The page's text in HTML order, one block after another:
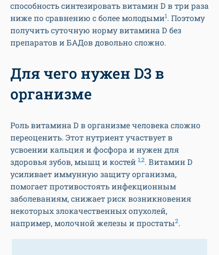
способность синтезировать витамин D в три раза
ниже по сравнению с более молодыми1. Поэтому
получить суточную норму витамина D без
препаратов и БАДов довольно сложно.
Для чего нужен D3 в
организме
Роль витамина D в организме человека сложно
переоценить. Этот нутриент участвует в
усвоении кальция и фосфора и нужен для
здоровья зубов, мышц и костей 1,2. Витамин D
усиливает иммунную защиту организма,
помогает противостоять инфекционным
заболеваниям, снижает риск возникновения
некоторых злокачественных опухолей,
например, молочной железы и простаты2.